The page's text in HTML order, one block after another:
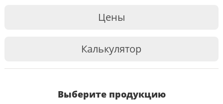
Цены
Калькулятор
Выберите продукцию